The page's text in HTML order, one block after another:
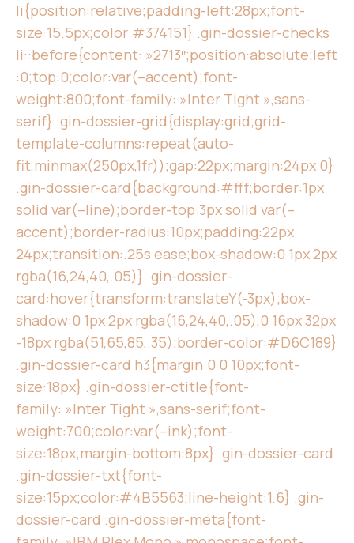
li{position:relative;padding-left:28px;font-
size:15.5px;color:#374151} .gin-dossier-checks
li::before{content: »2713″;position:absolute;left
:0;top:0;color:var(–accent);font-
weight:800;font-family: »Inter Tight »,sans-
serif} .gin-dossier-grid{display:grid;grid-
template-columns:repeat(auto-
fit,minmax(250px,1fr));gap:22px;margin:24px 0}
.gin-dossier-card{background:#fff;border:1px
solid var(–line);border-top:3px solid var(–
accent);border-radius:10px;padding:22px
24px;transition:.25s ease;box-shadow:0 1px 2px
rgba(16,24,40,.05)} .gin-dossier-
card:hover{transform:translateY(-3px);box-
shadow:0 1px 2px rgba(16,24,40,.05),0 16px 32px
-18px rgba(51,65,85,.35);border-color:#D6C189}
.gin-dossier-card h3{margin:0 0 10px;font-
size:18px} .gin-dossier-ctitle{font-
family: »Inter Tight »,sans-serif;font-
weight:700;color:var(–ink);font-
size:18px;margin-bottom:8px} .gin-dossier-card
.gin-dossier-txt{font-
size:15px;color:#4B5563;line-height:1.6} .gin-
dossier-card .gin-dossier-meta{font-